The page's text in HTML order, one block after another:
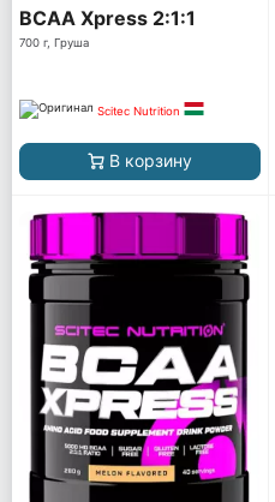
BCAA Xpress 2:1:1
700 г, Груша
Scitec Nutrition
В корзину